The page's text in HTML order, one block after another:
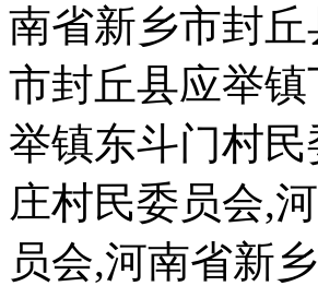
南省新乡市封
市封丘县应举
举镇东斗门村
庄村民委员会,
员会,河南省新